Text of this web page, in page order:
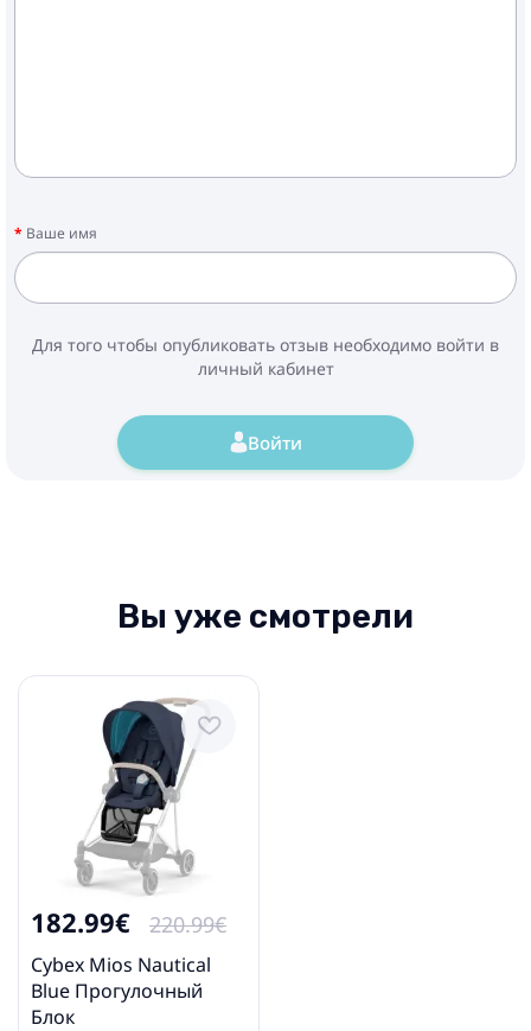
Ваше имя
Для того чтобы опубликовать отзыв необходимо войти в
личный кабинет
Войти
Вы уже смотрели
182.99€ 220.99€
Cybex Mios Nautical
Blue Прогулочный
Блок